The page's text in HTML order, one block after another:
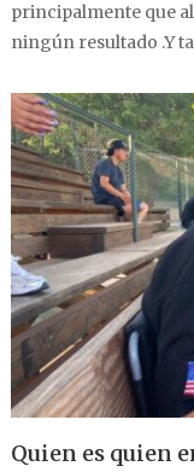
principalmente que
ningún resultado .Y
Quien es quien